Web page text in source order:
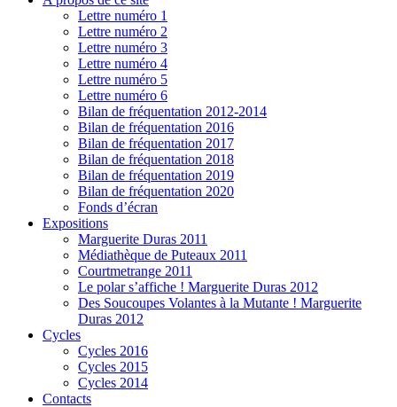
Lettre numéro 1
Lettre numéro 2
Lettre numéro 3
Lettre numéro 4
Lettre numéro 5
Lettre numéro 6
Bilan de fréquentation 2012-2014
Bilan de fréquentation 2016
Bilan de fréquentation 2017
Bilan de fréquentation 2018
Bilan de fréquentation 2019
Bilan de fréquentation 2020
Fonds d’écran
Expositions
Marguerite Duras 2011
Médiathèque de Puteaux 2011
Courtmetrange 2011
Le polar s’affiche ! Marguerite Duras 2012
Des Soucoupes Volantes à la Mutante ! Marguerite
Duras 2012
Cycles
Cycles 2016
Cycles 2015
Cycles 2014
Contacts